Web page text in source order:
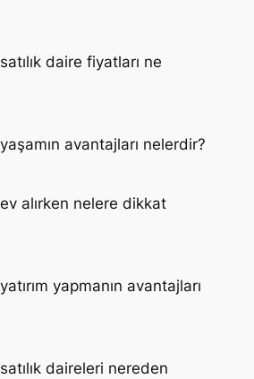
daire fiyatları ne
avantajları nelerdir?
alırken nelere dikkat
yapmanın avantajları
daireleri nereden